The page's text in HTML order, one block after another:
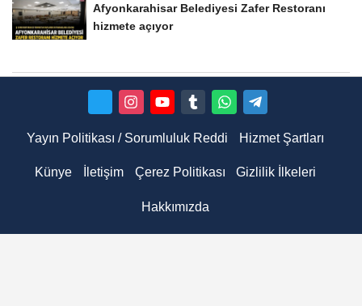
Afyonkarahisar Belediyesi Zafer Restoranı
hizmete açıyor
Yayın Politikası / Sorumluluk Reddi Hizmet Şartları
Künye İletişim Çerez Politikası Gizlilik İlkeleri
Hakkımızda